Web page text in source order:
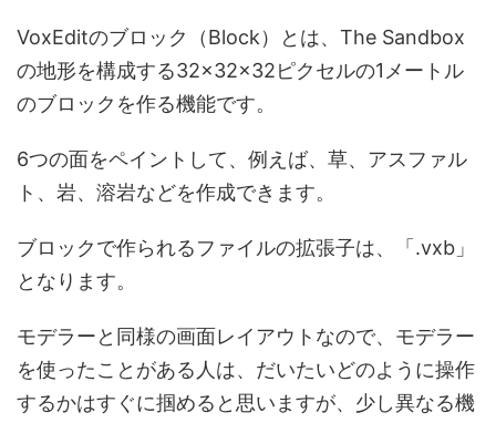
VoxEditのブロック（Block）とは、The Sandbox
の地形を構成する32×32×32ピクセルの1メートル
のブロックを作る機能です。
6つの面をペイントして、例えば、草、アスファル
ト、岩、溶岩などを作成できます。
ブロックで作られるファイルの拡張子は、「.vxb」
となります。
モデラーと同様の画面レイアウトなので、モデラー
を使ったことがある人は、だいたいどのように操作
するかはすぐに掴めると思いますが、少し異なる機